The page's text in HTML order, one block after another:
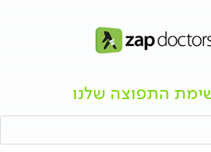
התפוצה שלנו